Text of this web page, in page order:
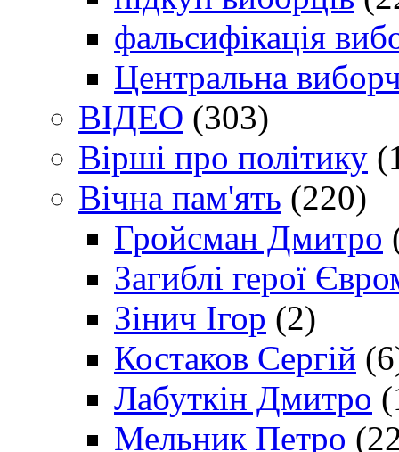
фальсифікація
Центральна
ВІДЕО (303)
Вірші про політику
Вічна пам'ять (220)
Гройсман Дмитро
Загиблі герої
Зінич Ігор (2)
Костаков Сергій
Лабуткін Дмитро
Мельник Петро